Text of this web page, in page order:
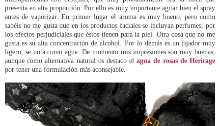
presenta en alta proporción. Por ello es muy importante agitar bien el spray
antes de vaporizar. En primer lugar el aroma es muy bueno, pero como
sabéis no me gusta que en los productos faciales se incluyan perfumes, por
los efectos perjudiciales que éstos tienen para la piel. Otra cosa que no me
gusta es su alta concentración de alcohol. Por lo demás es un fijador muy
ligero, se nota como agua. De momento mis impresiones son muy buenas,
aunque como alternativa natural os destaco elagua de rosas de Heritage
por tener una formulación más aconsejable.